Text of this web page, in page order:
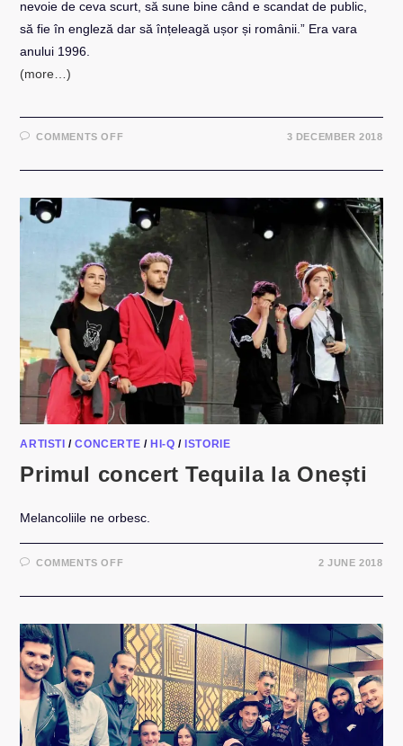
nevoie de ceva scurt, să sune bine când e scandat de public,
să fie în engleză dar să înțeleagă ușor și românii.” Era vara
anului 1996.
(more…)
COMMENTS OFFON
PENTRU
ANI
3 DECEMBER 2018
ARTISTI /CONCERTE /HI-Q /ISTORIE
Primul concert Tequila la Onești
Melancoliile ne orbesc.
COMMENTS OFFON
TEQUILA
2 JUNE 2018